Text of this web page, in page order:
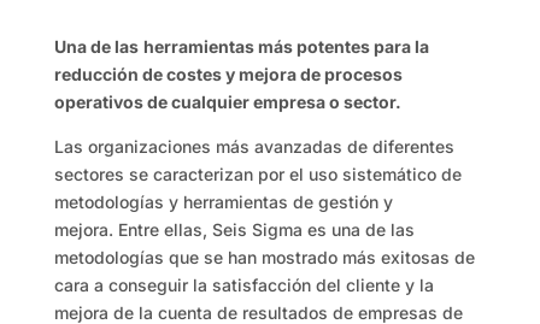
Una de las herramientas más potentes para la
reducción de costes y mejora de procesos
operativos de cualquier empresa o sector.
Las organizaciones más avanzadas de diferentes
sectores se caracterizan por el uso sistemático de
metodologías y herramientas de gestión y
mejora. Entre ellas, Seis Sigma es una de las
metodologías que se han mostrado más exitosas de
cara a conseguir la satisfacción del cliente y la
mejora de la cuenta de resultados de empresas de